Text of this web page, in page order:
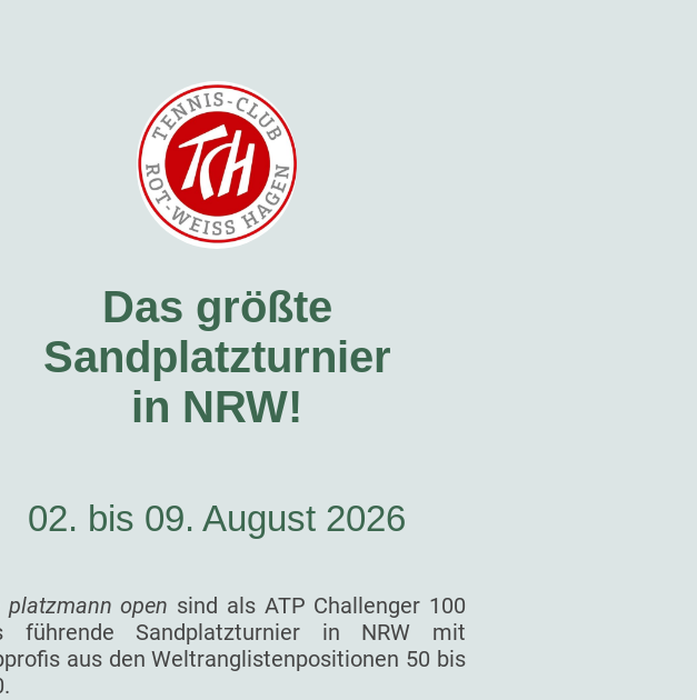
Das größte
Sandplatzturnier
in NRW!
02. bis 09. August 2026
platzmann open sind als ATP Challenger 100
führende Sandplatzturnier in NRW mit
aus den Weltranglistenpositionen 50 bis